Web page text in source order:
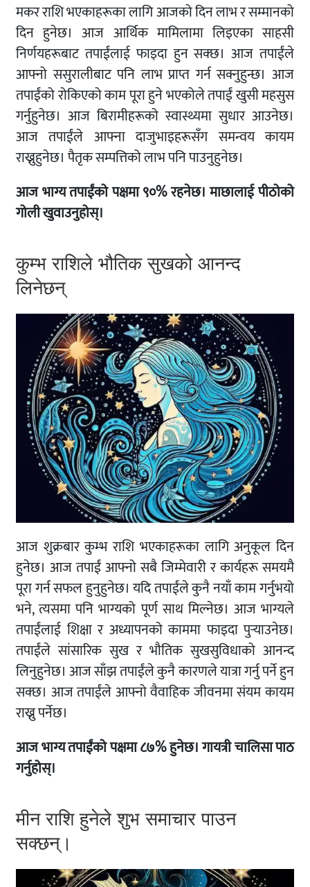
मकर राशि भएकाहरूका लागि आजको दिन लाभ र सम्मानको
दिन हुनेछ। आज आर्थिक मामिलामा लिइएका साहसी
निर्णयहरूबाट तपाईंलाई फाइदा हुन सक्छ। आज तपाईंले
आफ्नो ससुरालीबाट पनि लाभ प्राप्त गर्न सक्नुहुन्छ। आज
तपाईंको रोकिएको काम पूरा हुने भएकोले तपाईं खुसी महसुस
गर्नुहुनेछ। आज बिरामीहरूको स्वास्थ्यमा सुधार आउनेछ।
आज तपाईंले आफ्ना दाजुभाइहरूसँग समन्वय कायम
राख्नुहुनेछ। पैतृक सम्पत्तिको लाभ पनि पाउनुहुनेछ।
आज भाग्य तपाईंको पक्षमा ९०% रहनेछ। माछालाई पीठोको
गोली खुवाउनुहोस्।
कुम्भ राशिले भौतिक सुखको आनन्द
लिनेछन्
आज शुक्रबार कुम्भ राशि भएकाहरूका लागि अनुकूल दिन
हुनेछ। आज तपाईं आफ्नो सबै जिम्मेवारी र कार्यहरू समयमै
पूरा गर्न सफल हुनुहुनेछ। यदि तपाईंले कुनै नयाँ काम गर्नुभयो
भने, त्यसमा पनि भाग्यको पूर्ण साथ मिल्नेछ। आज भाग्यले
तपाईंलाई शिक्षा र अध्यापनको काममा फाइदा पुर्‍याउनेछ।
तपाईंले सांसारिक सुख र भौतिक सुखसुविधाको आनन्द
लिनुहुनेछ। आज साँझ तपाईंले कुनै कारणले यात्रा गर्नु पर्ने हुन
सक्छ। आज तपाईंले आफ्नो वैवाहिक जीवनमा संयम कायम
राख्नु पर्नेछ।
आज भाग्य तपाईंको पक्षमा ८७% हुनेछ। गायत्री चालिसा पाठ
गर्नुहोस्।
मीन राशि हुनेले शुभ समाचार पाउन
सक्छन्।